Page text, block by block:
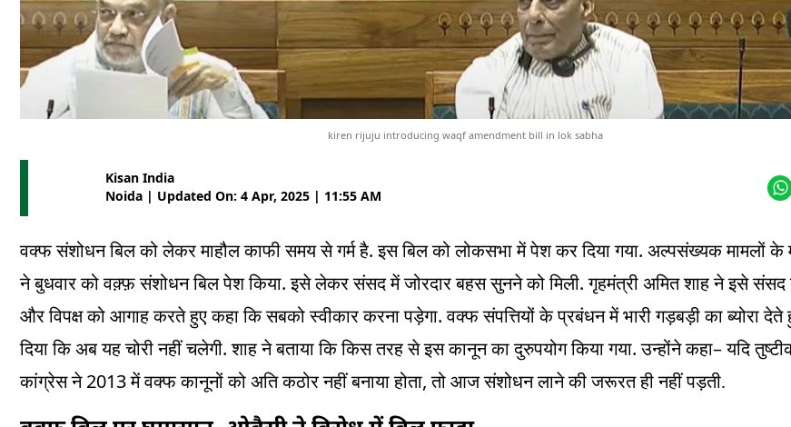
kiren rijuju introducing waqf amendment bill in lok sabha
Kisan India
Noida | Updated On: 4 Apr, 2025 | 11:55 AM
वक्फ संशोधन बिल को लेकर माहौल काफी समय से गर्म है.इस बिल को लोकसभा में पेश कर दिया गया. अल्पसंख्यक मामलों के
ने बुधवार को वक़्फ़ संशोधन बिल पेश किया.इसे लेकर संसद में जोरदार बहस सुनने को मिली.गृहमंत्री अमित शाह ने इसे संसद
और विपक्ष को आगाह करते हुए कहा कि सबको स्वीकार करना पड़ेगा.वक्फ संपत्तियों के प्रबंधन में भारी गड़बड़ी का ब्योरा
दिया कि अब यह चोरी नहीं चलेगी.शाह ने बताया कि किस तरह से इस कानून का दुरुपयोग किया गया.उन्होंने कहा–यदि
कांग्रेस ने 2013में वक्फ कानूनों को अति कठोर नहीं बनाया होता,तो आज संशोधन लाने की जरूरत ही नहीं पड़ती.